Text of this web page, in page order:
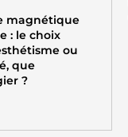
magnétique
: le choix
ou
que
?